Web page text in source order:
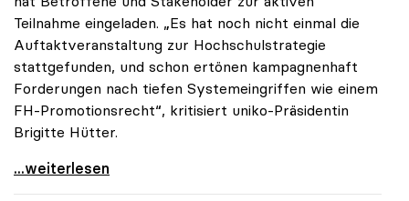
Teilnahme eingeladen. „Es hat noch nicht einmal die
Auftaktveranstaltung zur Hochschulstrategie
stattgefunden, und schon ertönen kampagnenhaft
Forderungen nach tiefen Systemeingriffen wie einem
FH-Promotionsrecht“, kritisiert uniko-Präsidentin
Brigitte Hütter.
„Deplatzierte Kampagne“: uniko irritiert über
...weiterlesen